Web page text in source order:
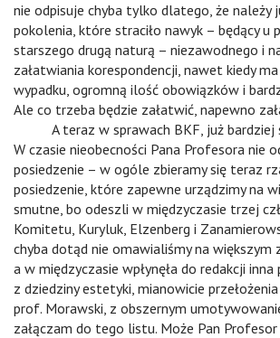
nie odpisuje chyba tylko dlatego, że należy
pokolenia, które straciło nawyk – będący u
starszego drugą naturą – niezawodnego i
załatwiania korespondencji, nawet kiedy
wypadku, ogromną ilość obowiązków i
Ale co trzeba będzie załatwić, napewno
A teraz w sprawach BKF, już bardziej
W czasie nieobecności Pana Profesora nie
posiedzenie – w ogóle zbieramy się teraz
posiedzenie, które zapewne urządzimy na
smutne, bo odeszli w międzyczasie trzej
Komitetu, Kuryluk, Elzenberg i
chyba dotąd nie omawialiśmy na większym
a w międzyczasie wpłynęła do redakcji
z dziedziny estetyki, mianowicie przełożenia
prof. Morawski, z obszernym
załączam do tego listu. Może Pan Profesor